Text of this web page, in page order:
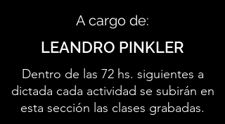
A cargo de:
LEANDRO PINKLER
Dentro de las 72 hs. siguientes a
dictada cada actividad se subirán en
esta sección las clases grabadas.